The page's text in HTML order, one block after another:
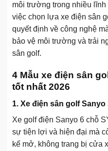
môi trường trong nhiều
việc chọn lựa xe điện sân
quyết định về công nghệ
bảo vệ môi trường và trải
sân golf.
4 Mẫu xe điện sân
tốt nhất 2026
1. Xe điện sân golf Sanyo
Xe golf điện Sanyo 6 chỗ
sự tiện lợi và hiện đại mà
kế mở, không trang bị cửa